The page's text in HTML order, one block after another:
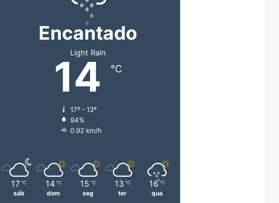
Encantado
Light Rain
14 ℃
17º - 13º
94%
0.92 km/h
17 ℃
sáb
14 ℃
dom
15 ℃
seg
13 ℃
ter
16 ℃
qua